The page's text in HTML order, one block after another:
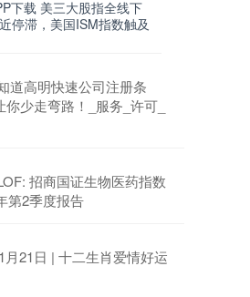
下载 美三大股指全线下
停滞，美国ISM指数触及
道高明快速公司注册条
少走弯路！_服务_许可_
招商国证生物医药指数
第2季度报告
月21日 | 十二生肖爱情好运